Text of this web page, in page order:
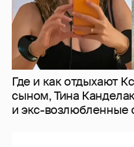
Где и как отдыхают
сыном, Тина
и экс-возлюбленные